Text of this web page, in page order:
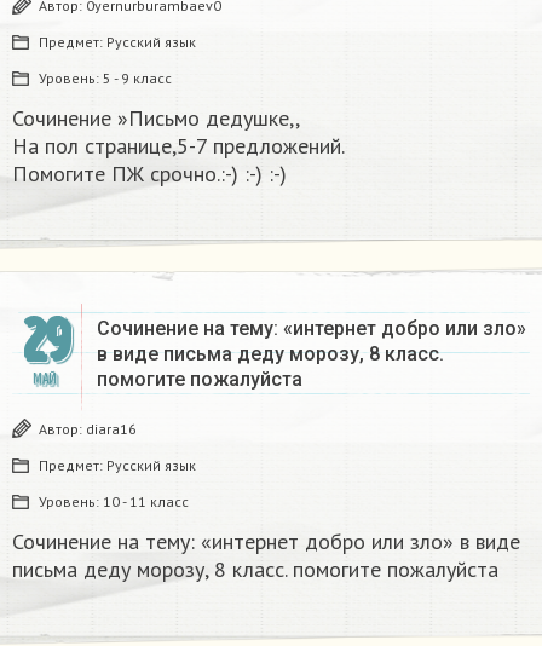
Автор: 0yernurburambaev0
Предмет: Русский язык
Уровень: 5 - 9 класс
Сочинение »Письмо дедушке,,
На пол странице,5-7 предложений.
Помогите ПЖ срочно.:-) :-) :-)
29
МАЙ
Сочинение на тему: «интернет добро или зло»
в виде письма деду морозу, 8 класс.
помогите пожалуйста
Автор: diara16
Предмет: Русский язык
Уровень: 10 - 11 класс
Сочинение на тему: «интернет добро или зло» в виде
письма деду морозу, 8 класс. помогите пожалуйста